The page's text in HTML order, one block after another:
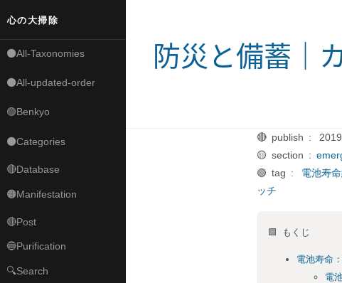
心の大掃除
⚫All-Taxonomies
⚫All-updated-order
🟣Benkyo
⚫Categories
🔴Database
🟠Manifestation
🔴Post
🔵Purification
🔍Search
防災と備蓄｜
🔴 publish :
🟡 section :
🟢 tag :
電池寿
ッチ
🟩 もくじ
電池寿命
電